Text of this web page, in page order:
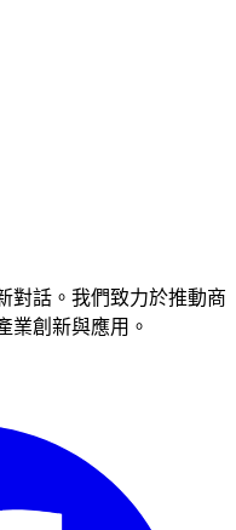
對話。我們致力於推動商
業創新與應用。